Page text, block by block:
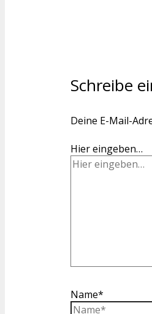
Schreibe
Deine E-Mail-
Hier eingeben…
Name*